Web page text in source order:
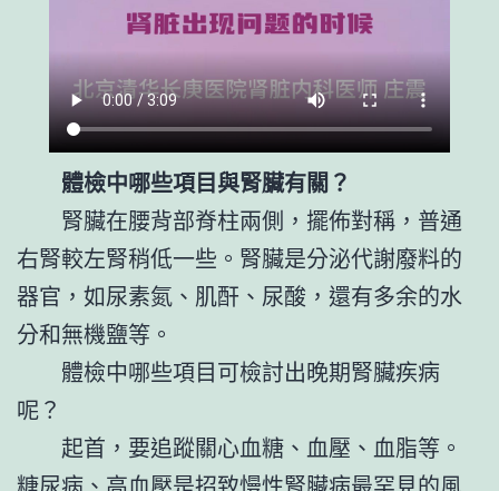
體檢中哪些項目與腎臟有關？
腎臟在腰背部脊柱兩側，擺佈對稱，普通
右腎較左腎稍低一些。腎臟是分泌代謝廢料的
器官，如尿素氮、肌酐、尿酸，還有多余的水
分和無機鹽等。
體檢中哪些項目可檢討出晚期腎臟疾病
呢？
起首，要追蹤關心血糖、血壓、血脂等。